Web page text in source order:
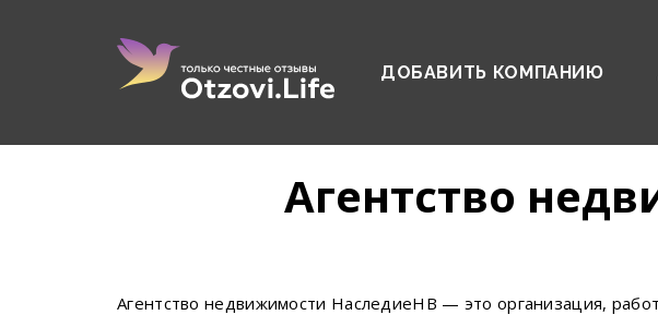
ДОБАВИТЬ КОМПАНИЮ
Агентство
Агентство недвижимости НаследиеНВ — это организация,